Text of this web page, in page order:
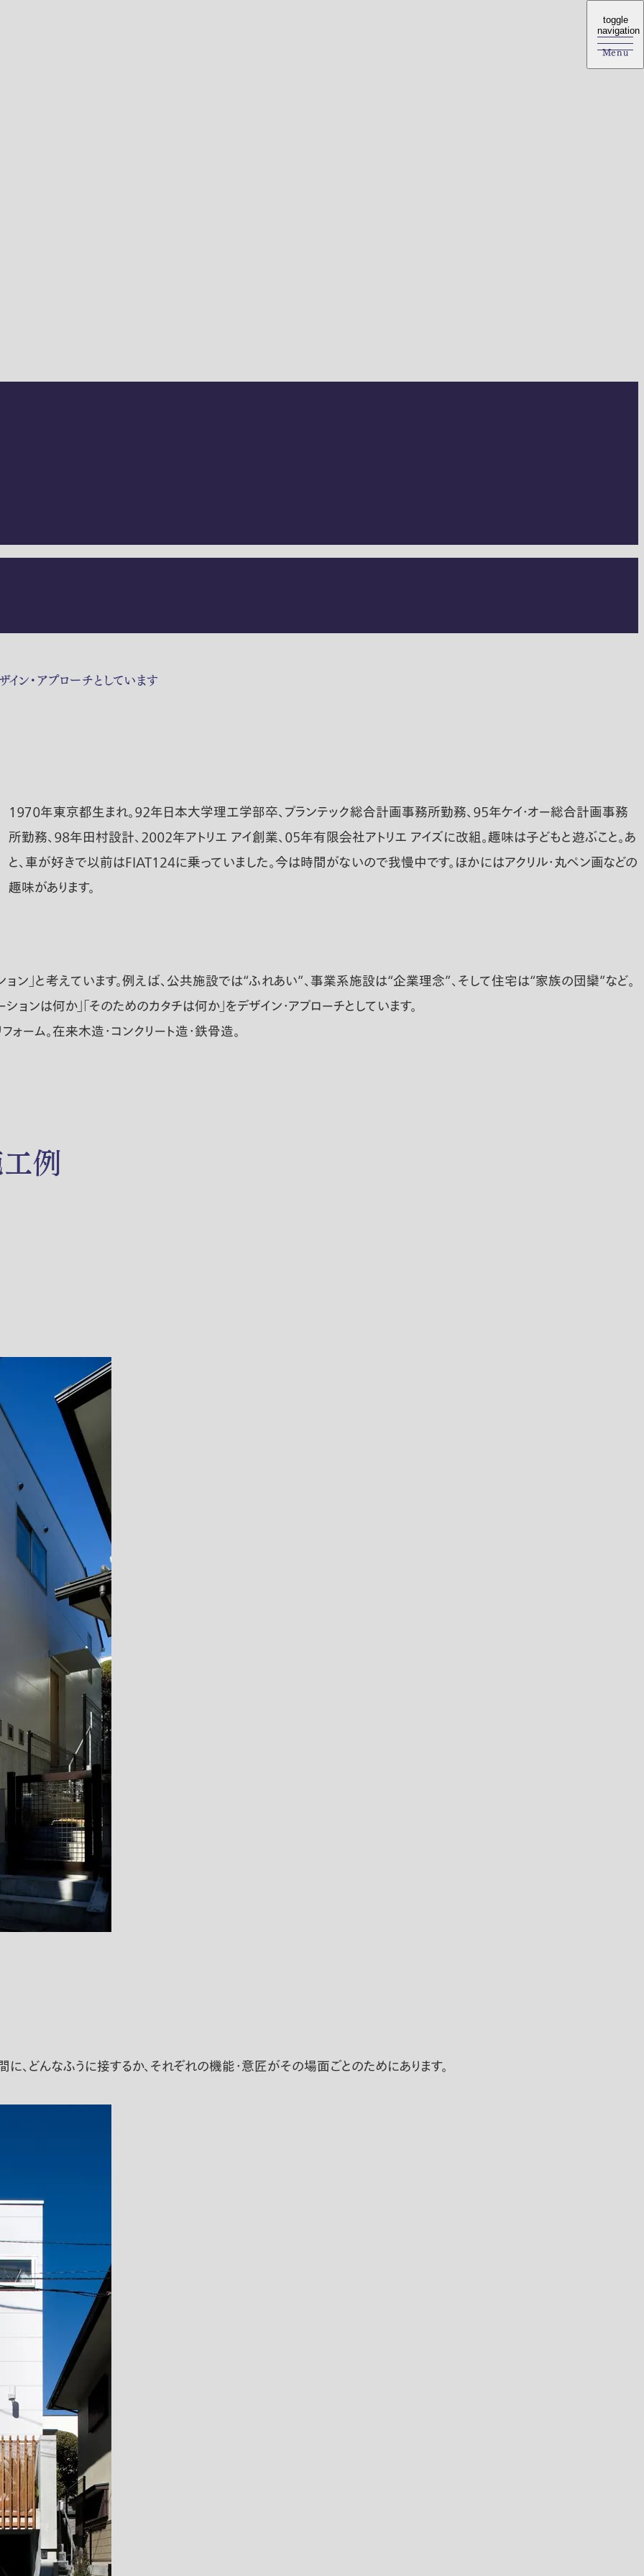
toggle
navigation
Menu
toggle
navigation
Menu
ン・アプローチとしています
１９７０年東京都生まれ。９２年日本大学理工学部卒、プランテック総合計画事務所勤務、９５年ケイ・オー総合計画事務
所勤務、９８年田村設計、２００２年アトリエ アイ創業、０５年有限会社アトリエ アイズに改組。趣味は子どもと遊ぶこと。あ
と、車が好きで以前はFIAT124に乗っていました。今は時間がないので我慢中です。ほかにはアクリル・丸ペン画などの
趣味があります。
ン」と考えています。例えば、公共施設では“ふれあい”、事業系施設は“企業理念”、そして住宅は“家族の団欒”など。
ンは何か」「そのためのカタチは何か」をデザイン・アプローチとしています。
ーム。在来木造・コンクリート造・鉄骨造。
例
、どんなふうに接するか、それぞれの機能・意匠がその場面ごとのためにあります。